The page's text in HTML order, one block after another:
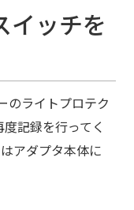
イッチを
のライトプロテク
記録を行ってく
アダプタ本体に